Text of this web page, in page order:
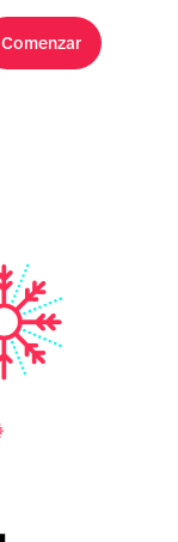
Comenzar